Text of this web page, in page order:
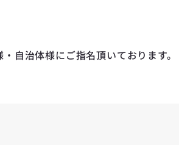
自治体様にご指名頂いております。